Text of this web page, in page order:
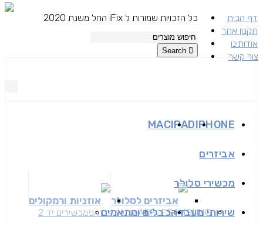
דף הבית
תקנון אתר
אודותינו
צור קשר
כל הזכויות שמורות ל iFix החל משנת 2020
IPHONE
IPAD
MAC
אביזרים
אביזרים לסלולר אוזניות ורמקולים
מכשירי סלולר
SAMSUNG
APPLEמכשירים זאפמכשירים יד 2 שירותי מעבדהכבלים ומתאמים
Search